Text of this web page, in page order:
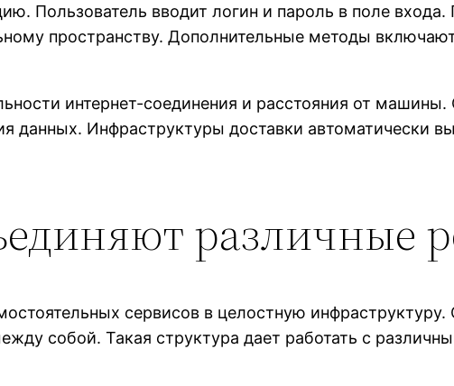
Пользователь вводит логин и пароль в поле
пространству. Дополнительные методы
интернет-соединения и расстояния от
данных. Инфраструктуры доставки автоматически
различные
сервисов в целостную
собой. Такая структура дает работать с